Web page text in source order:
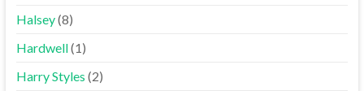
Halsey(8)
Hardwell(1)
Harry Styles (2)